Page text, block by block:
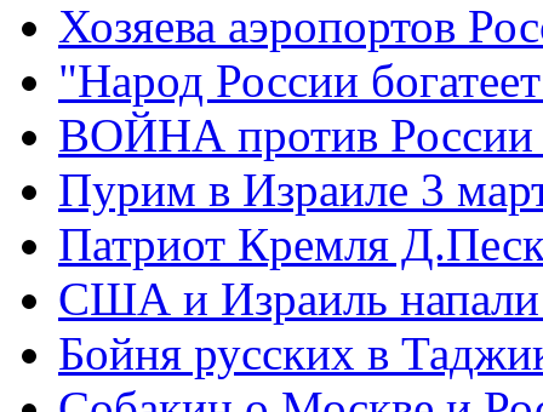
Хозяева аэропортов
"Народ России
ВОЙНА против России
Пурим в Израиле 3
Патриот Кремля
США и Израиль
Бойня русских в